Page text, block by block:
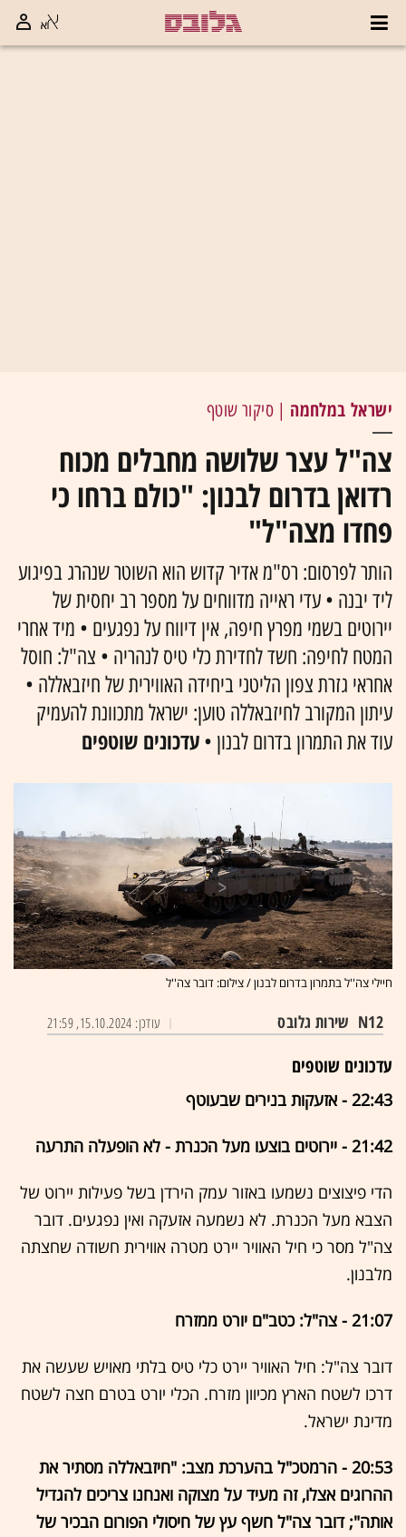
ישראל במלחמה | סיקור שוטף
צה"ל עצר שלושה מחבלים מכוח
רדואן בדרום לבנון: "כולם ברחו כי
פחדו מצה"ל"
הותר לפרסום: רס"מ אדיר קדוש הוא השוטר שנהרג בפיגוע
ליד יבנה • עדי ראייה מדווחים על מספר רב יחסית של
יירוטים בשמי מפרץ חיפה, אין דיווח על נפגעים • מיד אחרי
המטח לחיפה: חשד לחדירת כלי טיס לנהריה • צה"ל: חוסל
אחראי גזרת צפון הליטני ביחידה האווירית של חיזבאללה •
עיתון המקורב לחיזבאללה טוען: ישראל מתכוונת להעמיק
עוד את התמרון בדרום לבנון • עדכונים שוטפים
חיילי צה''ל בתמרון בדרום לבנון / צילום: דובר צה''ל
N12 שירות גלובס עודכן: 15.10.2024, 21:59
עדכונים שוטפים
22:43 - אזעקות בנירים שבעוטף
21:42 - יירוטים בוצעו מעל הכנרת - לא הופעלה התרעה
הדי פיצוצים נשמעו באזור עמק הירדן בשל פעילות יירוט של
הצבא מעל הכנרת. לא נשמעה אזעקה ואין נפגעים. דובר
צה"ל מסר כי חיל האוויר יירט מטרה אווירית חשודה שחצתה
מלבנון.
21:07 - צה"ל: כטב"ם יורט ממזרח
דובר צה"ל: חיל האוויר יירט כלי טיס בלתי מאויש שעשה את
דרכו לשטח הארץ מכיוון מזרח. הכלי יורט בטרם חצה לשטח
מדינת ישראל.
20:53 - הרמטכ"ל בהערכת מצב: "חיזבאללה מסתיר את
ההרוגים אצלו, זה מעיד על מצוקה ואנחנו צריכים להגדיל
אותה"; דובר צה"ל חשף עץ של חיסולי הפורום הבכיר של